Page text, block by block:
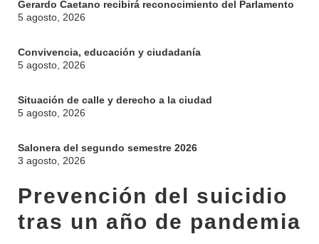
Gerardo Caetano recibirá reconocimiento del Parlamento
5 agosto, 2026
Convivencia, educación y ciudadanía
5 agosto, 2026
Situación de calle y derecho a la ciudad
5 agosto, 2026
Salonera del segundo semestre 2026
3 agosto, 2026
Prevención del suicidio
tras un año de pandemia